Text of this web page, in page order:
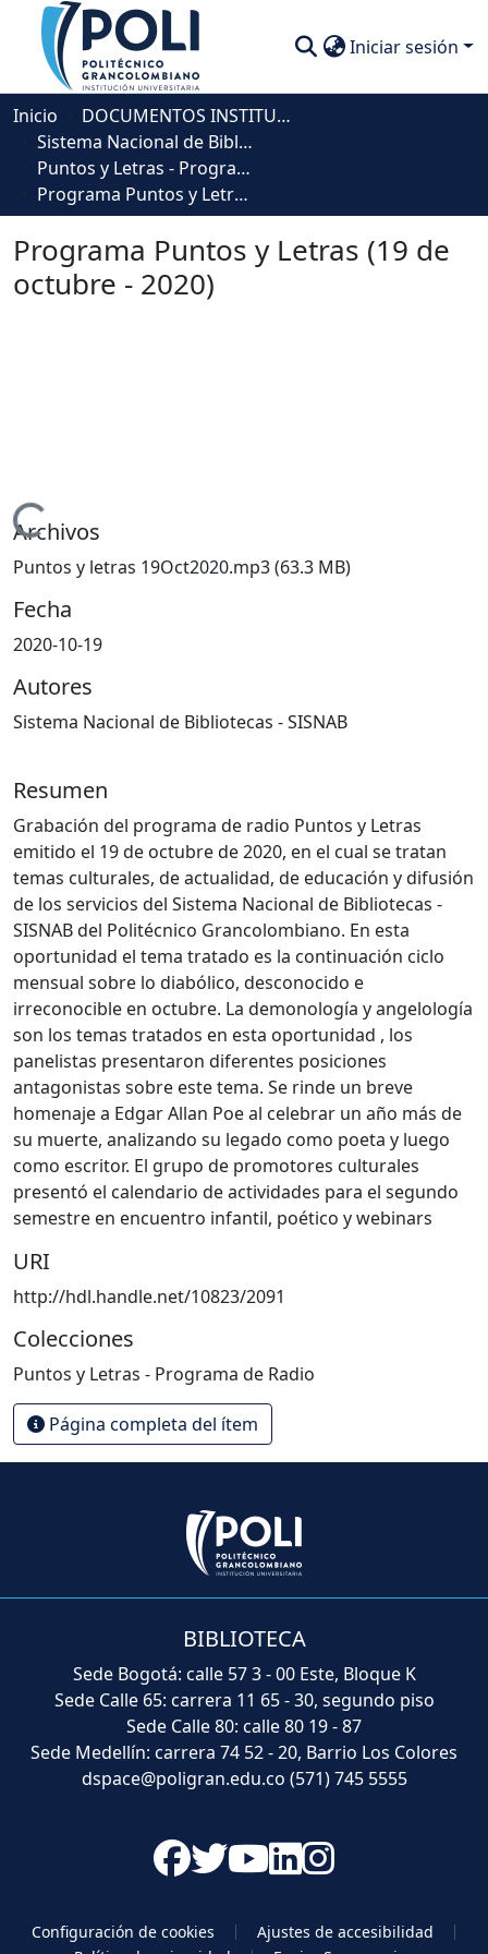
Iniciar sesión
Comunidades
Descubre
Estadísticas
Inicio
DOCUMENTOS INSTITUCIONALES
Sistema Nacional de Bibliotecas - SISNAB
Puntos y Letras - Programa de Radio
Programa Puntos y Letras (19 de octubre - 2020)
Programa Puntos y Letras (19 de
octubre - 2020)
Cargando...
Archivos
Puntos y letras 19Oct2020.mp3(63.3 MB)
Fecha
2020-10-19
Autores
Sistema Nacional de Bibliotecas - SISNAB
Resumen
Grabación del programa de radio Puntos y Letras
emitido el 19 de octubre de 2020, en el cual se tratan
temas culturales, de actualidad, de educación y difusión
de los servicios del Sistema Nacional de Bibliotecas -
SISNAB del Politécnico Grancolombiano. En esta
oportunidad el tema tratado es la continuación ciclo
mensual sobre lo diabólico, desconocido e
irreconocible en octubre. La demonología y angelología
son los temas tratados en esta oportunidad , los
panelistas presentaron diferentes posiciones
antagonistas sobre este tema. Se rinde un breve
homenaje a Edgar Allan Poe al celebrar un año más de
su muerte, analizando su legado como poeta y luego
como escritor. El grupo de promotores culturales
presentó el calendario de actividades para el segundo
semestre en encuentro infantil, poético y webinars
URI
http://hdl.handle.net/10823/2091
Colecciones
Puntos y Letras - Programa de Radio
Página completa del ítem
BIBLIOTECA
Sede Bogotá: calle 57 3 - 00 Este, Bloque K
Sede Calle 65: carrera 11 65 - 30, segundo piso
Sede Calle 80: calle 80 19 - 87
Sede Medellín: carrera 74 52 - 20, Barrio Los Colores
dspace@poligran.edu.co (571) 745 5555
Configuración de cookies
Ajustes de accesibilidad